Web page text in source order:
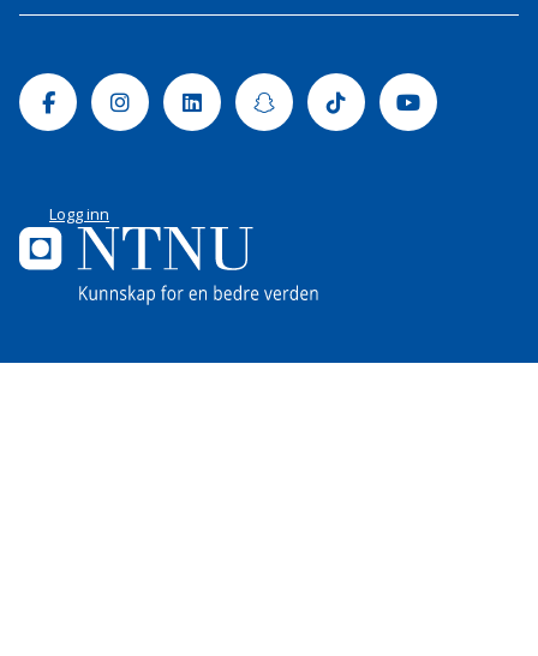
FacebookInstagramLinkedinSnapchatTiktok Youtube
Logg inn